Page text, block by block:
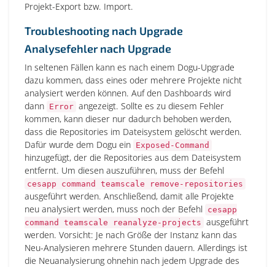
Projekt-Export bzw. Import.
Troubleshooting nach Upgrade
Analysefehler nach Upgrade
In seltenen Fällen kann es nach einem Dogu-Upgrade
dazu kommen, dass eines oder mehrere Projekte nicht
analysiert werden können. Auf den Dashboards wird
dann Error angezeigt. Sollte es zu diesem Fehler
kommen, kann dieser nur dadurch behoben werden,
dass die Repositories im Dateisystem gelöscht werden.
Dafür wurde dem Dogu ein Exposed-Command
hinzugefügt, der die Repositories aus dem Dateisystem
entfernt. Um diesen auszuführen, muss der Befehl
cesapp command teamscale remove-repositories
ausgeführt werden. Anschließend, damit alle Projekte
neu analysiert werden, muss noch der Befehl cesapp
command teamscale reanalyze-projects ausgeführt
werden. Vorsicht: Je nach Größe der Instanz kann das
Neu-Analysieren mehrere Stunden dauern. Allerdings ist
die Neuanalysierung ohnehin nach jedem Upgrade des